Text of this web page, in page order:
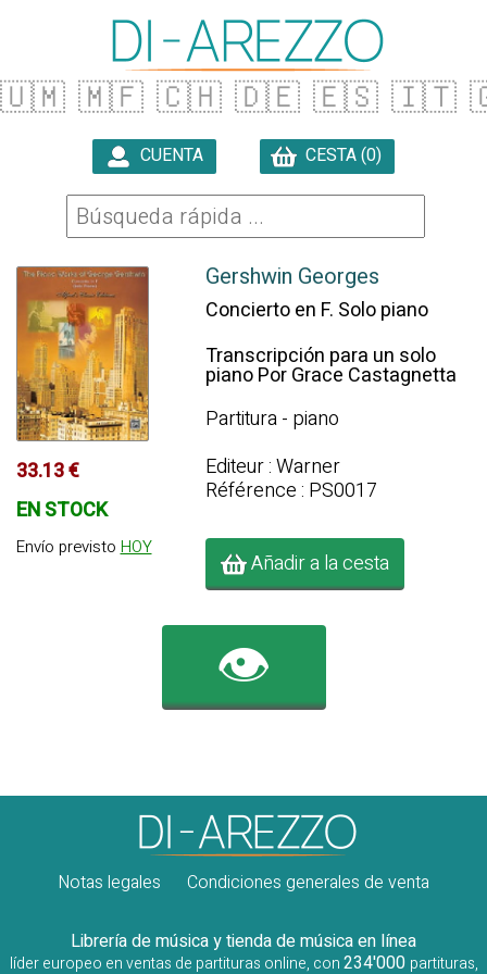
🇺🇲 🇲🇫 🇨🇭 🇩🇪 🇪🇸 🇮🇹
CUENTA CESTA (0)
33.13 €
EN STOCK
Envío previsto HOY
Gershwin Georges
Concierto en F. Solo piano
Transcripción para un solo
piano Por Grace Castagnetta
Partitura - piano
Editeur : Warner
Référence : PS0017
Añadir a la cesta
👁️
Notas legales Condiciones generales de venta
Librería de música y tienda de música en línea
líder europeo en ventas de partituras online, con234'000 partituras,